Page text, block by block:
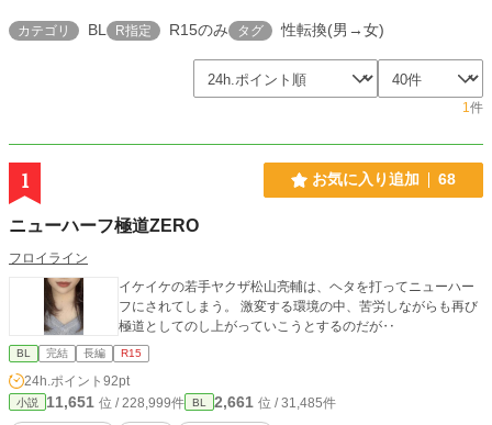
カテゴリ BL R指定 R15のみ タグ 性転換(男→女)
1件
1 お気に入り追加 68
ニューハーフ極道ZERO
フロイライン
イケイケの若手ヤクザ松山亮輔は、ヘタを打ってニューハー
フにされてしまう。 激変する環境の中、苦労しながらも再び
極道としてのし上がっていこうとするのだが‥
BL 完結 長編 R15
24h.ポイント 92pt
小説 11,651 位 / 228,999件 BL 2,661 位 / 31,485件